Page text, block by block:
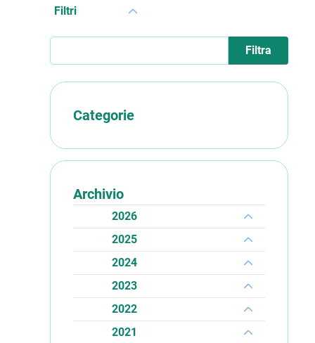
Filtri
Categorie
Archivio
2026
2025
2024
2023
2022
2021